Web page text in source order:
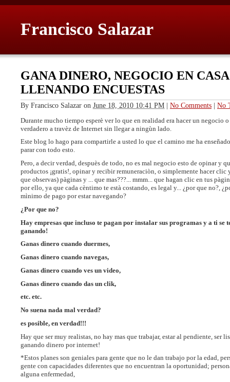
Francisco Salazar
GANA DINERO, NEGOCIO EN CASA
LLENANDO ENCUESTAS
By Francisco Salazar on June 18, 2010 10:41 PM | No Comments | No
Durante mucho tiempo esperè ver lo que en realidad era hacer un negocio
verdadero a travèz de Internet sin llegar a ningùn lado.
Este blog lo hago para compartirle a usted lo que el camino me ha
parar con todo esto.
Pero, a decir verdad, despuès de todo, no es mal negocio esto de opinar y
productos ¡gratis!, opinar y recibir remuneraciòn, o simplemente hacer clic
que observas) pàginas y ... que mas???... mmm... que hagan clic en tus
por ello, ya que cada cèntimo te està costando, es legal y... ¿por que no?,
mìnimo de pago por estar navegando?
¿Por que no?
Hay empresas que incluso te pagan por instalar sus programas y a ti se
ganando!
Ganas dinero cuando duermes,
Ganas dinero cuando navegas,
Ganas dinero cuando ves un video,
Ganas dinero cuando das un clik,
etc. etc.
No suena nada mal verdad?
es posible, en verdad!!!
Hay que ser muy realistas, no hay mas que trabajar, estar al pendiente, ser
ganando dinero por internet!
*Estos planes son geniales para gente que no le dan trabajo por la edad,
gente con capacidades diferentes que no encuentran la oportunidad;
alguna enfermedad,